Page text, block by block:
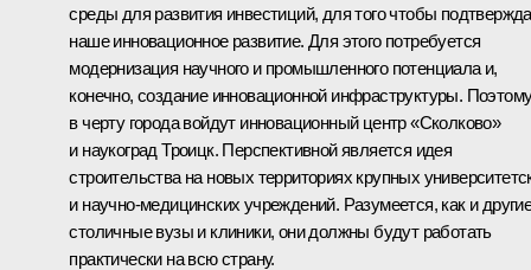
среды для развития инвестиций, для того чтобы
наше инновационное развитие. Для этого потребуется
модернизация научного и промышленного потенциала и,
конечно, создание инновационной инфраструктуры.
в черту города войдут инновационный центр «Сколково»
и наукоград Троицк. Перспективной является идея
строительства на новых территориях крупных
и научно-медицинских учреждений. Разумеется, как и
столичные вузы и клиники, они должны будут работать
практически на всю страну.